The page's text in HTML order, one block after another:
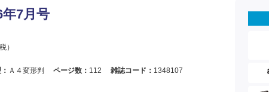
7月号
）
Ａ４変形判 ページ数： 112 雑誌コード： 1348107